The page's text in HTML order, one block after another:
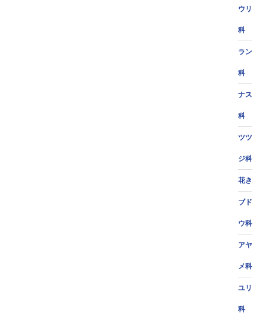
ウリ
科
ラン
科
ナス
科
ツツ
ジ科
花き
ブド
ウ科
アヤ
メ科
ユリ
科